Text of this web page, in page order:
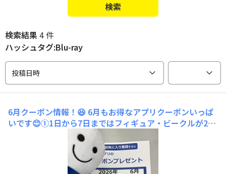
検索
検索結果4 件
ハッシュタグ:Blu-ray
投稿日時
6月クーポン情報！😆 6月もお得なアプリクーポンいっぱ
いです😊①1日から7日まではフィギュア・ビークルが2
0%OFF！②8日から14日は文庫・新書・活字単行本・雑
誌が20％OFF！これから雨が増える時期なので自宅ででき
る暇つぶしとして本やおもちゃの購入はいかがですか？ご
来店お待ちしてます😌